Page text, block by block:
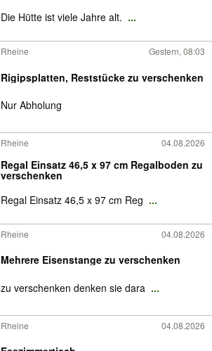
Die Hütte ist viele Jahre alt. ...
Rheine Gestern, 08:03
Rigipsplatten, Reststücke zu verschenken
Nur Abholung
Rheine 04.08.2026
Regal Einsatz 46,5 x 97 cm Regalboden zu
verschenken
Regal Einsatz 46,5 x 97 cm Reg ...
Rheine 04.08.2026
Mehrere Eisenstange zu verschenken
zu verschenken denken sie dara ...
Rheine 04.08.2026